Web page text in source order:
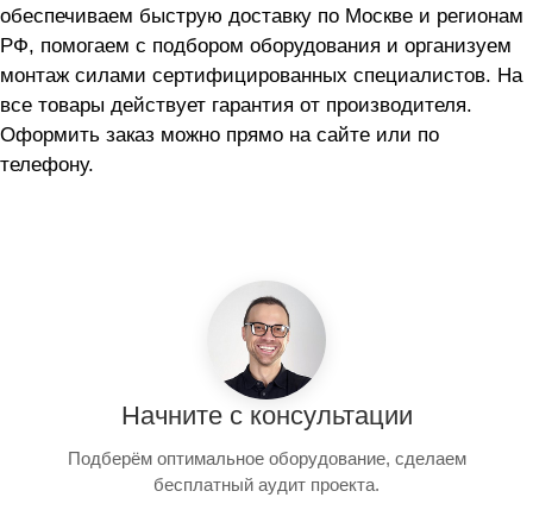
обеспечиваем быструю доставку по Москве и регионам
РФ, помогаем с подбором оборудования и организуем
монтаж силами сертифицированных специалистов. На
все товары действует гарантия от производителя.
Оформить заказ можно прямо на сайте или по
телефону.
Начните с консультации
Подберём оптимальное оборудование, сделаем
бесплатный аудит проекта.